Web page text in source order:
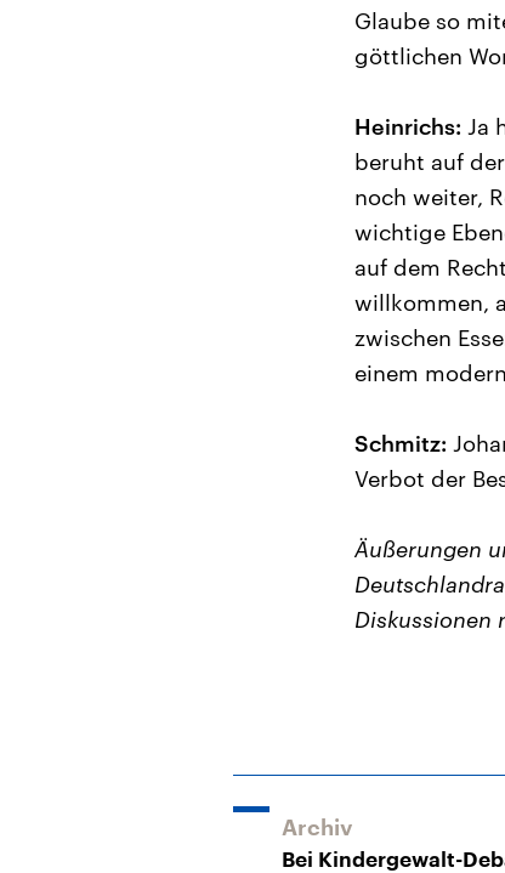
Glaube so
göttlichen
Heinrichs: Ja
beruht auf
noch weiter,
wichtige
auf dem
willkommen,
zwischen
einem
Schmitz:
Verbot der
Äußerungen
Diskussionen
Archiv
Bei Kindergewalt-